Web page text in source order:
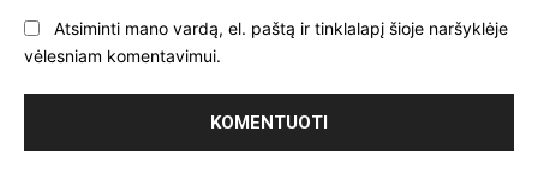
Atsiminti mano vardą, el. paštą ir tinklalapį šioje naršyklėje
vėlesniam komentavimui.